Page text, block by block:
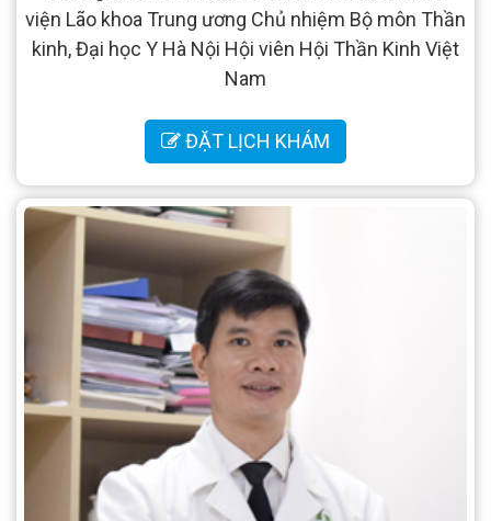
viện Lão khoa Trung ương Chủ nhiệm Bộ môn Thần
kinh, Đại học Y Hà Nội Hội viên Hội Thần Kinh Việt
Nam
ĐẶT LỊCH KHÁM